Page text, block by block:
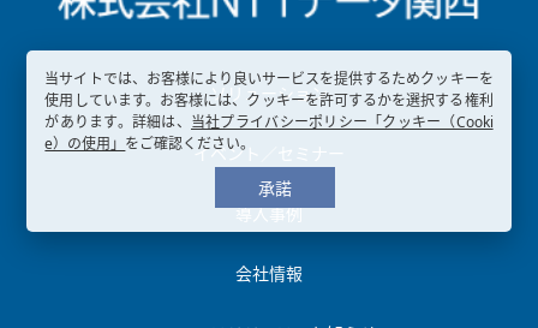
ソリューション
イベント／セミナー
導入事例
会社情報
当サイトでは、お客様により良いサービスを提供するためクッキーを
使用しています。お客様には、クッキーを許可するかを選択する権利
があります。詳細は、 当社プライバシーポリシー「クッキー（Cooki
e）の使用」 をご確認ください。
承諾